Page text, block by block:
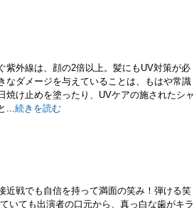
紫外線は、顔の2倍以上。髪にもUV対策が必
なダメージを与えていることは、もはや常識
焼け止めを塗ったり、UVケアの施されたシャ
...続きを読む
近戦でも自信を持って満面の笑み！弾ける笑
いても出演者の口元から、真っ白な歯がキラ